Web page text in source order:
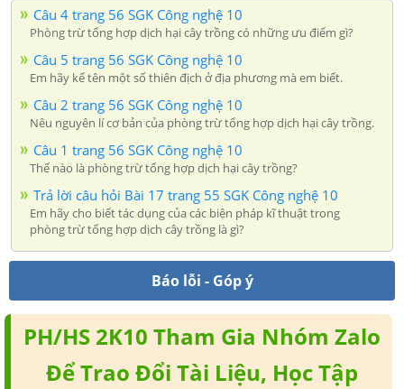
Câu 4 trang 56 SGK Công nghệ 10
Phòng trừ tổng hợp dịch hại cây trồng có những ưu điểm gì?
Câu 5 trang 56 SGK Công nghệ 10
Em hãy kể tên một số thiên địch ở địa phương mà em biết.
Câu 2 trang 56 SGK Công nghệ 10
Nêu nguyên lí cơ bản của phòng trừ tổng hợp dịch hại cây trồng.
Câu 1 trang 56 SGK Công nghệ 10
Thế nào là phòng trừ tổng hợp dịch hại cây trồng?
Trả lời câu hỏi Bài 17 trang 55 SGK Công nghệ 10
Em hãy cho biết tác dụng của các biện pháp kĩ thuật trong
phòng trừ tổng hợp dịch cây trồng là gì?
Báo lỗi - Góp ý
PH/HS 2K10 Tham Gia Nhóm Zalo
Để Trao Đổi Tài Liệu, Học Tập